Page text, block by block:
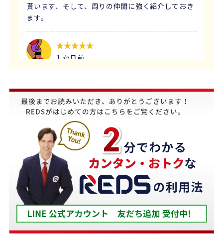
貰います、そして、周りの仲間に強く紹介しておき
ます。
1 か月前
他の不動産会社と違って、売り込みが全くなく自分
のペースで進めることが出来るのが非常に大きかっ
担当の下山さんには大変お世話になりました。
築年数が厳しい条件の中、数々の条件を伝えたとこ
ろ、適切かつ具体的に提案していただきました。
下山さんの人柄も安心でき、打ち合わせの時に、冗
談や笑い話が多く、不動産売却のことを忘れてしま
うほどでした。
また色々な相談もすぐ迅速に対応していただ感謝し